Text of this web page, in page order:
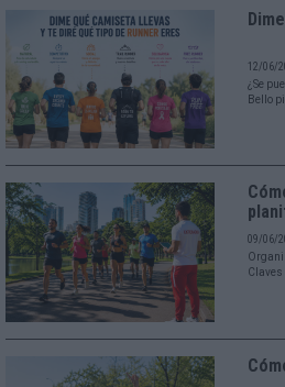
12/06/
¿Se
Bello
09/06/